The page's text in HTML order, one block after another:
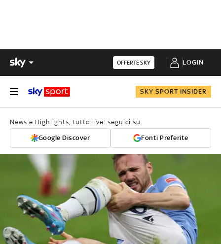
OFFERTE SKY LOGIN
SKY SPORT INSIDER
News e Highlights, tutto live: seguici su
Google Discover Fonti Preferite